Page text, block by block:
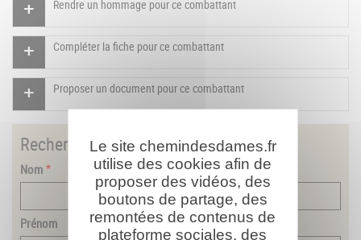
Rendre un hommage pour ce combattant
Compléter la fiche pour ce combattant
Proposer un document pour ce combattant
Rechercherun combattant
Nom
Prénom
Le site chemindesdames.fr
utilise des cookies afin de
proposer des vidéos, des
boutons de partage, des
remontées de contenus de
plateforme sociales, des